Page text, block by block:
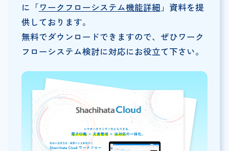
に「ワークフローシステム機能詳細 」資料を提
供しております。
無料でダウンロードできますので、ぜひワーク
フローシステム検討に対応にお役立て下さい。